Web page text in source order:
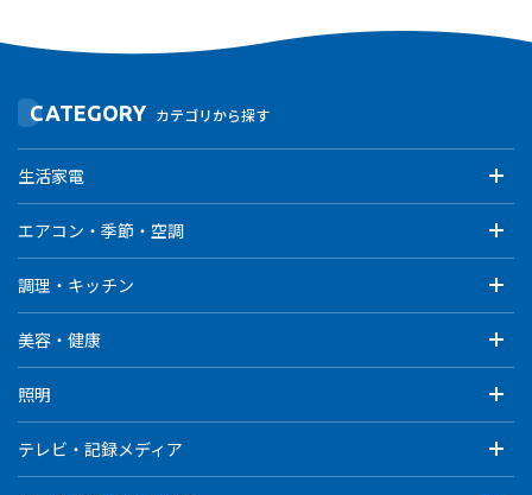
CATEGORY カテゴリから探す
生活家電
エアコン・季節・空調
調理・キッチン
美容・健康
照明
テレビ・記録メディア